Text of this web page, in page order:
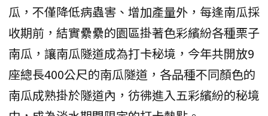
瓜，不僅降低病蟲害、增加產量外，每逢南瓜採
收期前，結實纍纍的園區掛著色彩繽紛各種栗子
南瓜，讓南瓜隧道成為打卡秘境，今年共開放9
座總長400公尺的南瓜隧道，各品種不同顏色的
南瓜成熟掛於隧道內，彷彿進入五彩繽紛的秘境